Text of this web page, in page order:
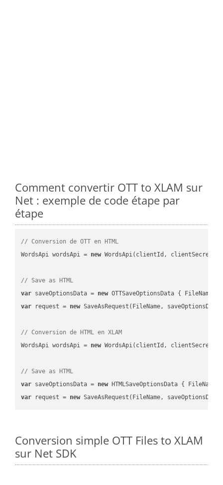
Comment convertir OTT to XLAM sur
Net : exemple de code étape par
étape
// Conversion de OTT en HTML
WordsApi wordsApi = new WordsApi(clientId, clientSecret);
// Save as HTML
var saveOptionsData = new OTTSaveOptionsData { FileName =
var request = new SaveAsRequest(FileName,
// Conversion de HTML en XLAM
WordsApi wordsApi = new WordsApi(clientId, clientSecret);
// Save as HTML
var saveOptionsData = new HTMLSaveOptionsData { FileName
var request = new
Conversion simple OTT Files to XLAM
sur Net SDK